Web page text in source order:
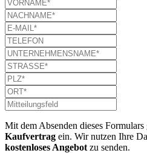
Mit dem Absenden dieses Formulars
Kaufvertrag ein. Wir nutzen Ihre
kostenloses Angebot zu senden.